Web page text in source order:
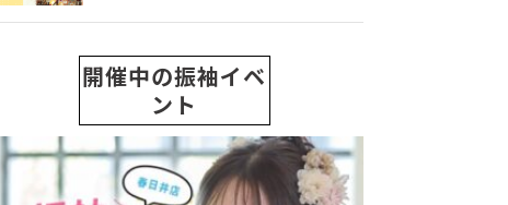
開催中の振袖イベ
ント